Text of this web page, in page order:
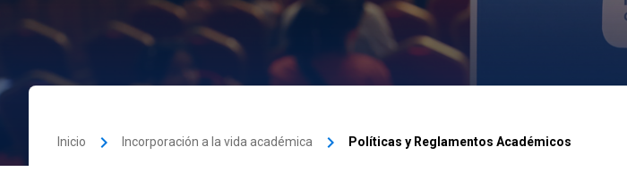
Inicio keyboard_arrow_right Incorporación a la vida académica keyboard_arrow_right Políticas y Reglamentos Académicos